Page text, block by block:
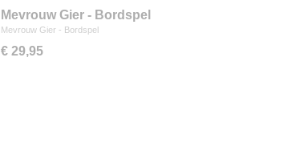
Mevrouw Gier - Bordspel
Mevrouw Gier - Bordspel
€ 29,95